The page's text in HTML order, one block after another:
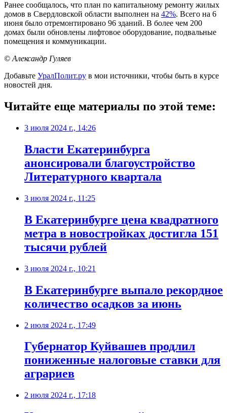
Ранее сообщалось, что план по капитальному ремонту жилых
домов в Свердловской области выполнен на 42%. Всего на 6
июня было отремонтировано 96 зданий. В более чем 200
домах были обновлены лифтовое оборудование, подвальные
помещения и коммуникации.
© Александр Гуляев
Добавьте УралПолит.ру в мои источники, чтобы быть в курсе
новостей дня.
Читайте еще материалы по этой теме:
3 июля 2024 г., 14:26
Власти Екатеринбурга
анонсировали благоустройство
Литературного квартала
3 июля 2024 г., 11:25
В Екатеринбурге цена квадратного
метра в новостройках достигла 151
тысячи рублей
3 июля 2024 г., 10:21
В Екатеринбурге выпало рекордное
количество осадков за июнь
2 июля 2024 г., 17:49
Губернатор Куйвашев продлил
пониженные налоговые ставки для
аграриев
2 июля 2024 г., 17:18